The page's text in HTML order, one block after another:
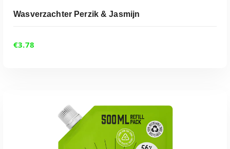
Wasverzachter Perzik & Jasmijn
€3.78